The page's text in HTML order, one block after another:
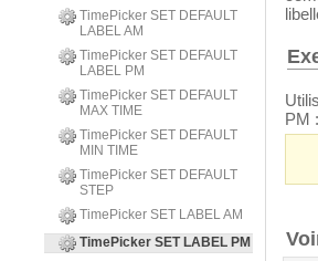
TimePicker SET DEFAULT
LABEL AM
TimePicker SET DEFAULT
LABEL PM
TimePicker SET DEFAULT
MAX TIME
TimePicker SET DEFAULT
MIN TIME
TimePicker SET DEFAULT
STEP
TimePicker SET LABEL AM
TimePicker SET LABEL PM
PM :